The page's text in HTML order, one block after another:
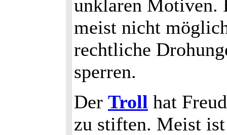
unklaren Motiven.
meist nicht
rechtliche
sperren.
Der Troll hat
zu stiften. Meist